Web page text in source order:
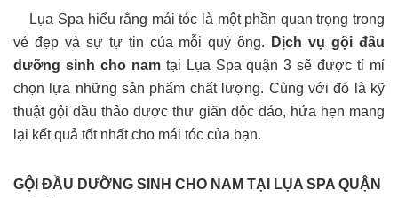
Lụa Spa hiểu rằng mái tóc là một phần quan trọng trong
vẻ đẹp và sự tự tin của mỗi quý ông.
Dịch vụ gội đầu
dưỡng sinh cho namtại Lụa Spa quận 3 sẽ được tỉ mỉ
chọn lựa những sản phẩm chất lượng. Cùng với đó là kỹ
thuật gội đầu thảo dược thư giãn độc đáo, hứa hẹn mang
lại kết quả tốt nhất cho mái tóc của bạn.
GỘI ĐẦU DƯỠNG SINH CHO NAM TẠI LỤA SPA QUẬN